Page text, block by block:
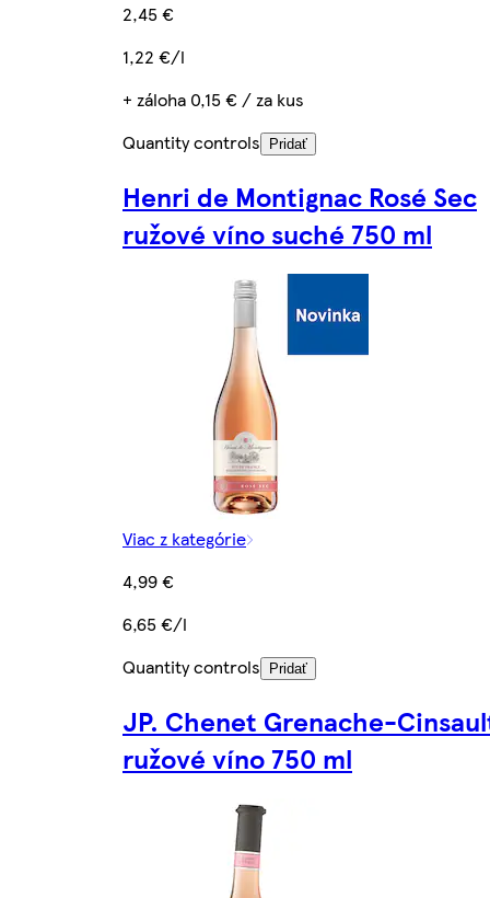
2,45 €
1,22 €/l
+ záloha 0,15 € / za kus
Quantity controls
Pridať
Henri de Montignac Rosé Sec
ružové víno suché 750 ml
Viac z kategórie
4,99 €
6,65 €/l
Quantity controls
Pridať
JP. Chenet Grenache-
ružové víno 750 ml